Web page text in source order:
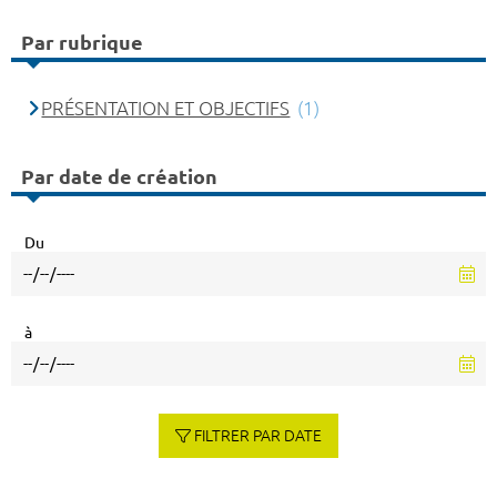
Par rubrique
PRÉSENTATION ET OBJECTIFS (1)
Par date de création
Du
à
FILTRER PAR DATE